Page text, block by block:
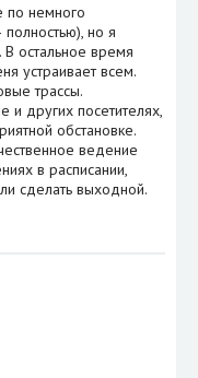
по немного
но я
остальное время
устраивает всем.
трассы.
и других посетителях,
обстановке.
ведение
в расписании,
сделать выходной.